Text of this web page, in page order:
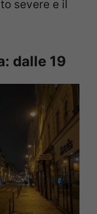
severe e il
dalle 19